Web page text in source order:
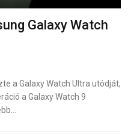
Galaxy Watch
a Galaxy Watch Ultra utódját,
a Galaxy Watch 9